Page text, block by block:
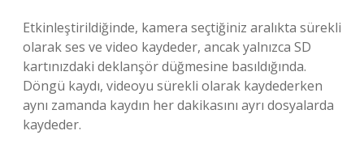
Etkinleştirildiğinde, kamera seçtiğiniz aralıkta sürekli
olarak ses ve video kaydeder, ancak yalnızca SD
kartınızdaki deklanşör düğmesine basıldığında.
Döngü kaydı, videoyu sürekli olarak kaydederken
aynı zamanda kaydın her dakikasını ayrı dosyalarda
kaydeder.